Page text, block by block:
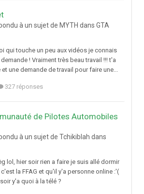
à un sujet de MYTH dans GTA
qui touche un peu aux vidéos je connais
! Vraiment très beau travail !!! t'a
une demande de travail pour faire une...
327 réponses
de Pilotes Automobiles
à un sujet de Tchikiblah dans
lol, hier soir rien a faire je suis allé dormir
la FFAG et qu'il y'a personne online :'(
y'a quoi à la télé ?